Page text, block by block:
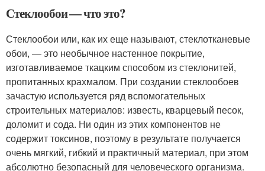
Стеклообои — что это?
Стеклообои или, как их еще называют, стеклотканевые
обои, — это необычное настенное покрытие,
изготавливаемое ткацким способом из стеклонитей,
пропитанных крахмалом. При создании стеклообоев
зачастую используется ряд вспомогательных
строительных материалов: известь, кварцевый песок,
доломит и сода. Ни один из этих компонентов не
содержит токсинов, поэтому в результате получается
очень мягкий, гибкий и практичный материал, при этом
абсолютно безопасный для человеческого организма.